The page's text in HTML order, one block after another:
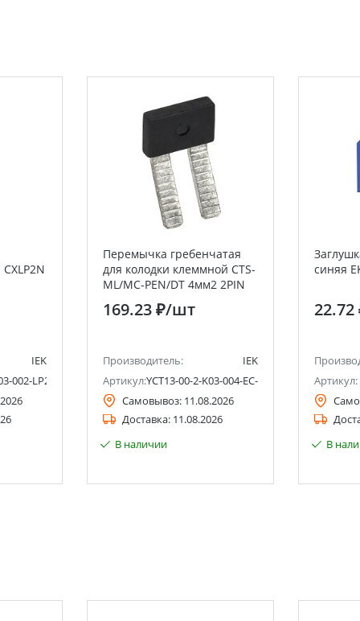
IEK
002-LP2
Перемычка гребенчатая
для колодки клеммной CTS-
ML/MC-PEN/DT 4мм2 2PIN
169.23 ₽/шт
Производитель:
IEK
Артикул:YCT13-00-2-K03-004-EC-2P
Самовывоз: 11.08.2026
Доставка: 11.08.2026
В наличии
синяя
22.72
Артикул:
В